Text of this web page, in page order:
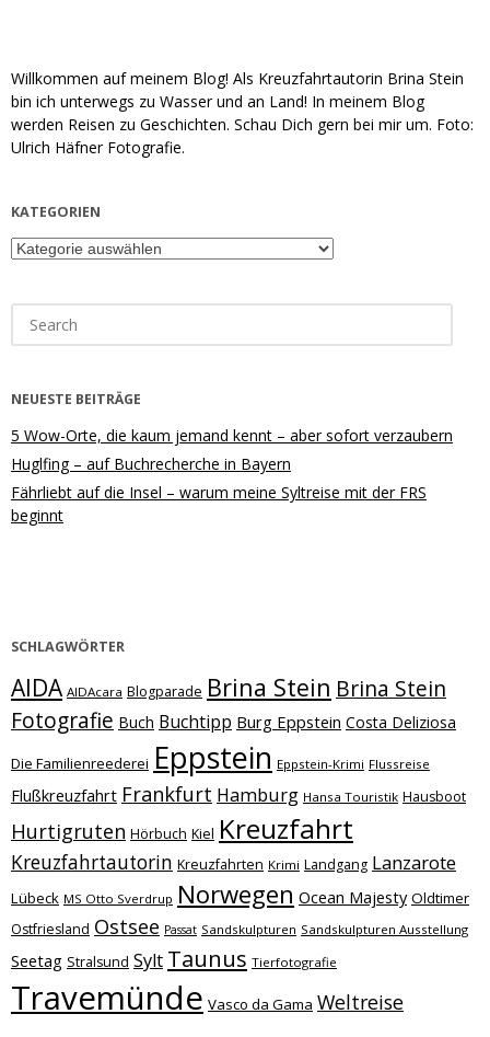
Willkommen auf meinem Blog! Als Kreuzfahrtautorin Brina Stein
bin ich unterwegs zu Wasser und an Land! In meinem Blog
werden Reisen zu Geschichten. Schau Dich gern bei mir um. Foto:
Ulrich Häfner Fotografie.
KATEGORIEN
Kategorien
for:
NEUESTE BEITRÄGE
5 Wow-Orte, die kaum jemand kennt – aber sofort verzaubern
Huglfing – auf Buchrecherche in Bayern
Fährliebt auf die Insel – warum meine Syltreise mit der FRS
beginnt
SCHLAGWÖRTER
AIDA AIDAcara Blogparade Brina Stein Brina Stein
Fotografie Buch Buchtipp Burg Eppstein Costa Deliziosa
Die Familienreederei Eppstein Eppstein-Krimi Flussreise
Flußkreuzfahrt Frankfurt Hamburg Hansa Touristik Hausboot
Hurtigruten Hörbuch Kiel Kreuzfahrt
Kreuzfahrtautorin Kreuzfahrten Krimi Landgang Lanzarote
Lübeck MS Otto Sverdrup Norwegen Ocean Majesty Oldtimer
Ostfriesland Ostsee Passat Sandskulpturen Sandskulpturen Ausstellung
Seetag Stralsund Sylt Taunus Tierfotografie
Travemünde Vasco da Gama Weltreise